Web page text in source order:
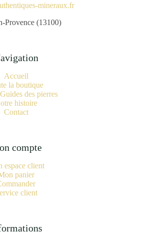
mineraux.fr
Provence (13100)
Accueil
la boutique
des pierres
histoire
Contact
compte
espace client
panier
client